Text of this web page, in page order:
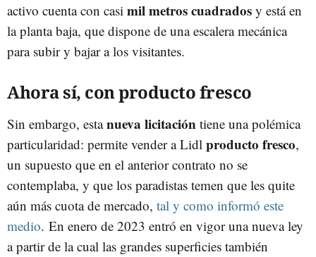
activo cuenta con casi mil metros cuadrados y está en
la planta baja, que dispone de una escalera mecánica
para subir y bajar a los visitantes.
Ahora sí, con producto fresco
Sin embargo, estanueva licitación tiene una polémica
particularidad: permite vender a Lidl producto fresco,
un supuesto que en el anterior contrato no se
contemplaba, y que los paradistas temen que les quite
aún más cuota de mercado, tal y como informó este
medio. En enero de 2023 entró en vigor una nueva ley
a partir de la cual las grandes superficies también